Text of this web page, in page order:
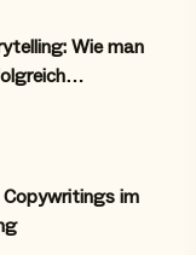
Wie man
im